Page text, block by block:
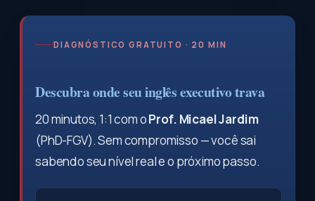
DIAGNÓSTICO GRATUITO · 20 MIN
Descubra onde seu inglês executivo trava
20 minutos, 1:1 com oProf. Micael Jardim
(PhD-FGV). Sem compromisso — você sai
sabendo seu nível real e o próximo passo.